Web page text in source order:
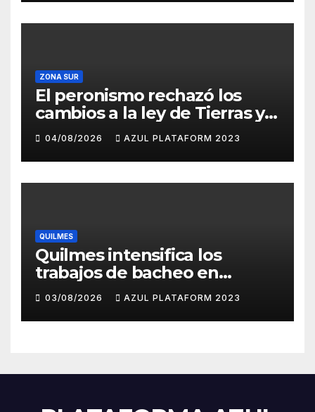
ZONA SUR
El peronismo rechazó los
cambios a la ley de Tierras y
convocó a movilizarse el
jueves en contra del
Gobierno
04/08/2026 AZUL PLATAFORM 2023
QUILMES
Quilmes intensifica los
trabajos de bacheo en
distintos barrios
03/08/2026 AZUL PLATAFORM 2023